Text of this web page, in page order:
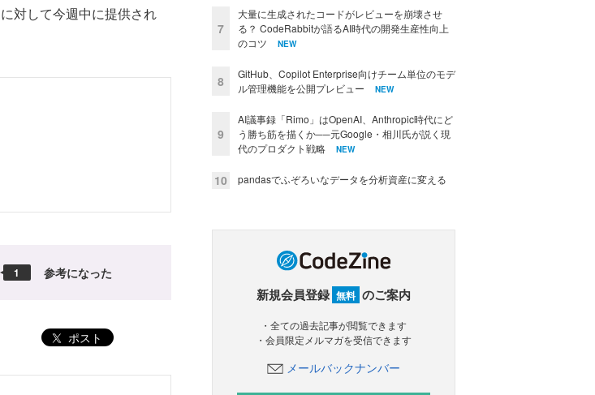
対して今週中に提供され
1 参考になった
ポスト
7
大量に生成されたコードがレビューを崩壊させ
る？ CodeRabbitが語るAI時代の開発生産性向上
のコツ
NEW
8
GitHub、Copilot Enterprise向けチーム単位のモデ
ル管理機能を公開プレビュー
NEW
9
AI議事録「Rimo」はOpenAI、Anthropic時代にど
う勝ち筋を描くか──元Google・相川氏が説く現
代のプロダクト戦略
NEW
10 pandasでふぞろいなデータを分析資産に変える
新規会員登録 無料 のご案内
・全ての過去記事が閲覧できます
・会員限定メルマガを受信できます
メールバックナンバー